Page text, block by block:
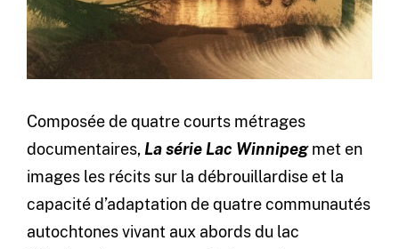
Composée de quatre courts métrages
documentaires,La série Lac Winnipegmet en
images les récits sur la débrouillardise et la
capacité d’adaptation de quatre communautés
autochtones vivant aux abords du lac